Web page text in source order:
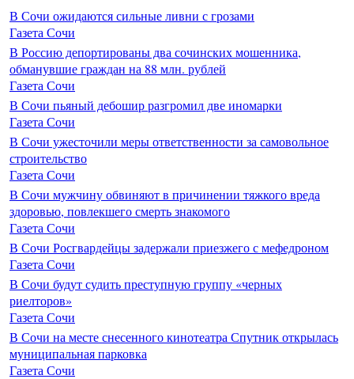
В Сочи ожидаются сильные ливни с грозами
Газета Сочи
В Россию депортированы два сочинских мошенника,
обманувшие граждан на 88 млн. рублей
Газета Сочи
В Сочи пьяный дебошир разгромил две иномарки
Газета Сочи
В Сочи ужесточили меры ответственности за самовольное
строительство
Газета Сочи
В Сочи мужчину обвиняют в причинении тяжкого вреда
здоровью, повлекшего смерть знакомого
Газета Сочи
В Сочи Росгвардейцы задержали приезжего с мефедроном
Газета Сочи
В Сочи будут судить преступную группу «черных
риелторов»
Газета Сочи
В Сочи на месте снесенного кинотеатра Спутник открылась
муниципальная парковка
Газета Сочи